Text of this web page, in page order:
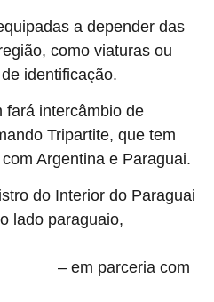
a depender das
como viaturas ou
identificação.
fará intercâmbio de
Tripartite, que tem
Argentina e Paraguai.
do Interior do Paraguai
lado paraguaio,
– em parceria com